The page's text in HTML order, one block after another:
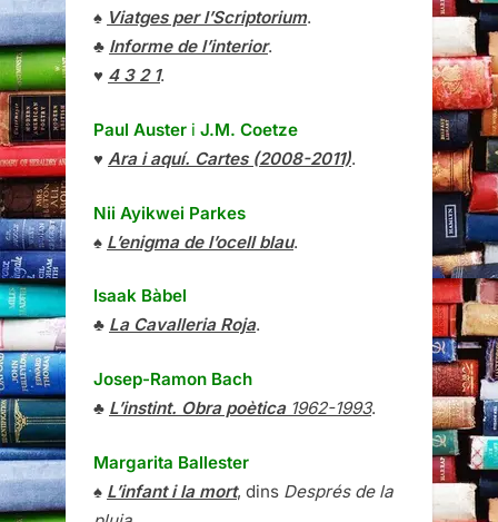
♠ Viatges per l’Scriptorium.
♣ Informe de l’interior.
♥ 4 3 2 1.
Paul Auster i J.M. Coetze
♥ Ara i aquí. Cartes (2008-2011).
Nii Ayikwei Parkes
♠ L’enigma de l’ocell blau.
Isaak Bàbel
♣ La Cavalleria Roja.
Josep-Ramon Bach
♣ L’instint. Obra poètica1962-1993.
Margarita Ballester
♠ L’infant i la mort, dins Després de la